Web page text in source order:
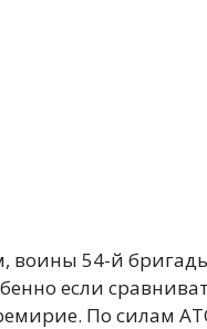
воины 54-й
если
По силам